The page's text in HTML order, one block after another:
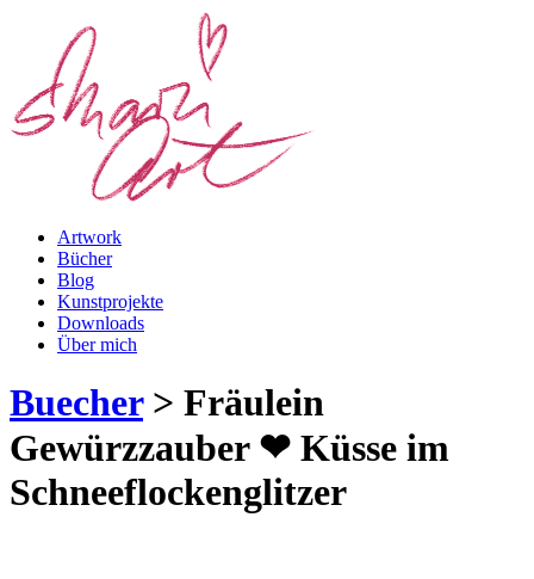
Artwork
Bücher
Blog
Kunstprojekte
Downloads
Über mich
Buecher> Fräulein
Gewürzzauber ❤︎ Küsse im
Schneeflockenglitzer